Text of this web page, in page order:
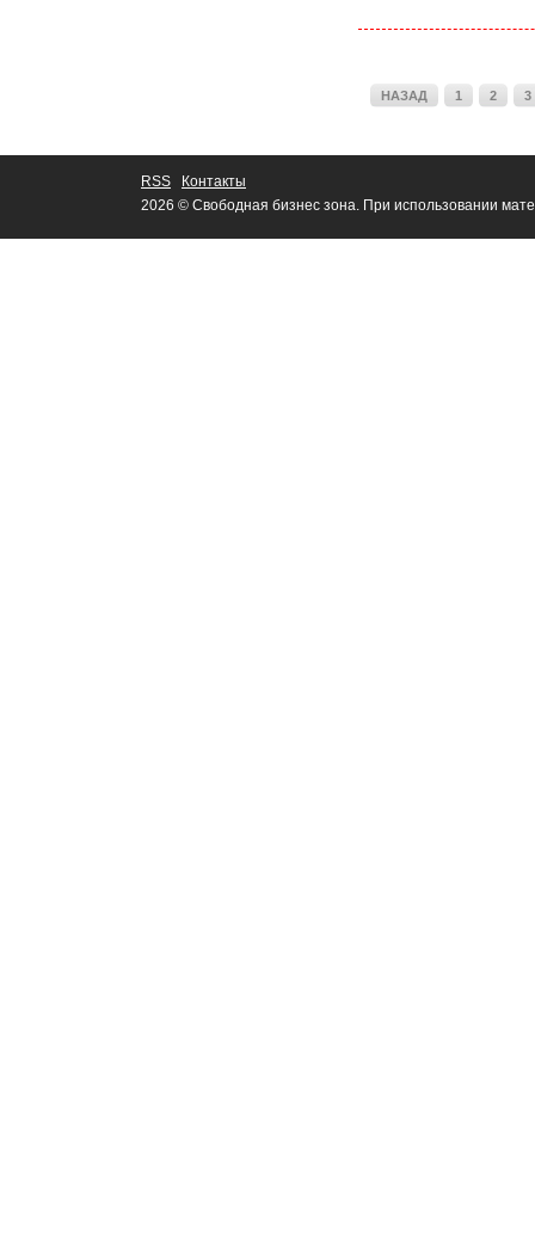
НАЗАД 1 2 3
RSS
Контакты
2026 © Свободная бизнес зона. При использовании